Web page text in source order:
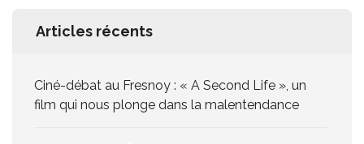
Articles récents
Ciné-débat au Fresnoy : « A Second Life », un
film qui nous plonge dans la malentendance